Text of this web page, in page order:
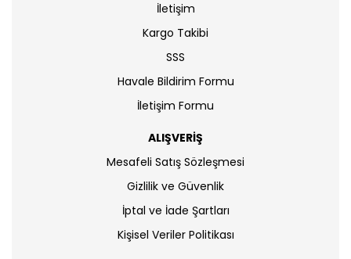
İletişim
Kargo Takibi
SSS
Havale Bildirim Formu
İletişim Formu
ALIŞVERİŞ
Mesafeli Satış Sözleşmesi
Gizlilik ve Güvenlik
İptal ve İade Şartları
Kişisel Veriler Politikası